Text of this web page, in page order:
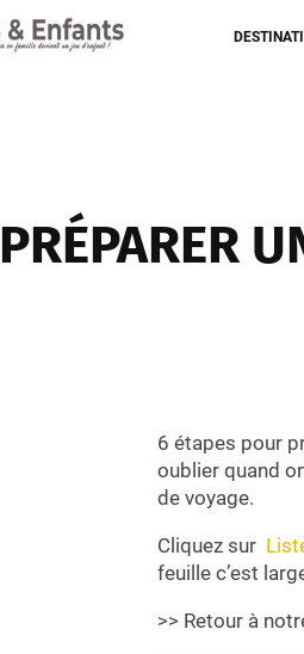
PRÉPARER
6 étapes pour
oublier quand
de voyage.
Cliquez sur
feuille c’est
>> Retour à